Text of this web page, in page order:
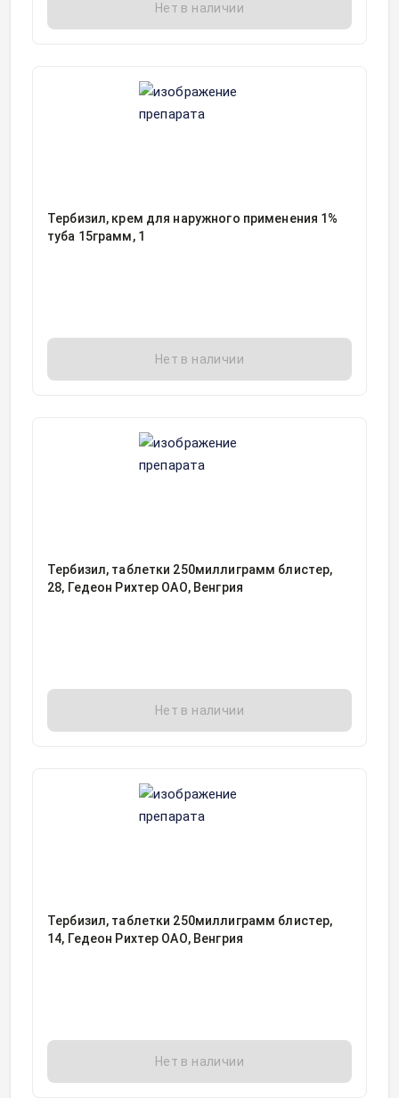
Нет в наличии
Тербизил, крем для наружного применения 1%
туба 15грамм, 1
Нет в наличии
Тербизил, таблетки 250миллиграмм блистер,
28, Гедеон Рихтер ОАО, Венгрия
Нет в наличии
Тербизил, таблетки 250миллиграмм блистер,
14, Гедеон Рихтер ОАО, Венгрия
Нет в наличии